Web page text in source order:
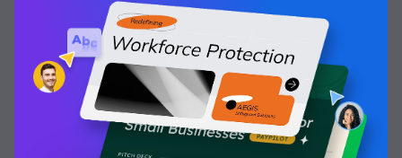
Source de lumière :
illuminez exclusivement le point
focal
Lorsqu'il y a deux points, vous pouvez appliquer les
principes de la Gestalt pour atteindre un bon équilibre.